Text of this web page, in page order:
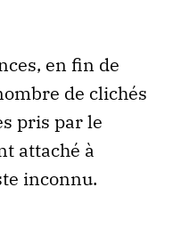
en fin de
de clichés
pris par le
attaché à
inconnu.